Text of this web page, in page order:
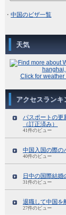
・ 中国のビザ一覧
天気
Click for weather
アクセスランキ
パスポートの更
（訂正済み）
41件のビュー
中国入国の際の
40件のビュー
日中の国際結婚
31件のビュー
退職して中国を
27件のビュー